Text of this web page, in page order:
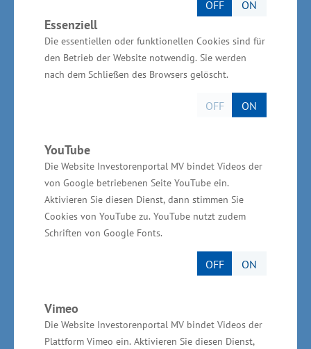
OFF ON
Essenziell
Die essentiellen oder funktionellen Cookies sind für
den Betrieb der Website notwendig. Sie werden
nach dem Schließen des Browsers gelöscht.
OFF ON
YouTube
Die Website Investorenportal MV bindet Videos der
von Google betriebenen Seite YouTube ein.
Aktivieren Sie diesen Dienst, dann stimmen Sie
Cookies von YouTube zu. YouTube nutzt zudem
Schriften von Google Fonts.
OFF ON
Vimeo
Die Website Investorenportal MV bindet Videos der
Plattform Vimeo ein. Aktivieren Sie diesen Dienst,
durch alle zuständigen Stellen zu durchlaufen.
Die Fachkräfte-Service-Zentrale bietet durch
alle Kooperationspartner eine echte
Dienstleistung für die Unternehmen und wird
mit dazu beitragen, Bürokratie abzubauen, was
zu einer spürbaren Entlastung auf
Strupp, Präsident der IHK zu Rostock, die derzeit
geschäftsführende Industrie- und
Handelskammer der Industrie- und
Handelskammern Mecklenburg-Vorpommerns
Markus Biercher, Chef der Regionaldirektion
sozialversicherungspflichtig Beschäftigten
67.000 bereits 60 Jahren und älter sind, 9.000